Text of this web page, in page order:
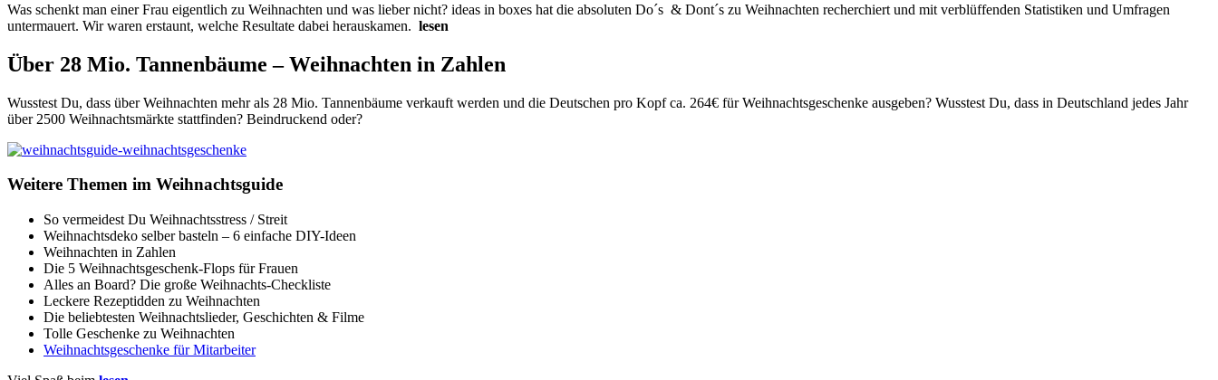
Was schenkt man einer Frau eigentlich zu Weihnachten und was lieber nicht? ideas in boxes hat die absoluten Do´s & Dont´s zu Weihnachten recherchiert und mit verblüffenden Statistiken und Umfragen
untermauert. Wir waren erstaunt, welche Resultate dabei herauskamen. lesen
Über 28 Mio. Tannenbäume – Weihnachten in Zahlen
Wusstest Du, dass über Weihnachten mehr als 28 Mio. Tannenbäume verkauft werden und die Deutschen pro Kopf ca. 264€ für Weihnachtsgeschenke ausgeben? Wusstest Du, dass in Deutschland jedes Jahr
über 2500 Weihnachtsmärkte stattfinden? Beindruckend oder?
Weitere Themen im Weihnachtsguide
So vermeidest Du Weihnachtsstress / Streit
Weihnachtsdeko selber basteln – 6 einfache DIY-Ideen
Weihnachten in Zahlen
Die 5 Weihnachtsgeschenk-Flops für Frauen
Alles an Board? Die große Weihnachts-Checkliste
Leckere Rezeptidden zu Weihnachten
Die beliebtesten Weihnachtslieder, Geschichten & Filme
Tolle Geschenke zu Weihnachten
Weihnachtsgeschenke für Mitarbeiter